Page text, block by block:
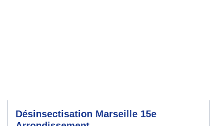
Désinsectisation Marseille 15e